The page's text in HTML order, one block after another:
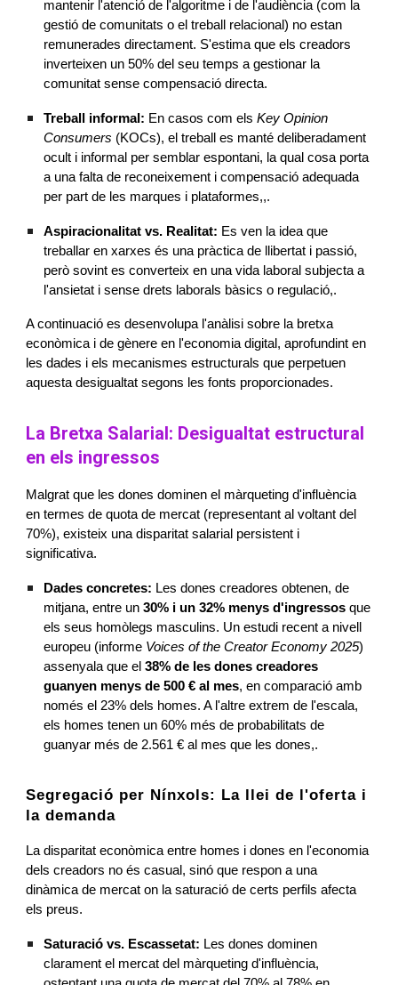
mantenir l'atenció de l'algoritme i de l'audiència (com la
gestió de comunitats o el treball relacional) no estan
remunerades directament. S'estima que els creadors
inverteixen un 50% del seu temps a gestionar la
comunitat sense compensació directa.
Treball informal: En casos com elsKey Opinion
Consumers (KOCs), el treball es manté deliberadament
ocult i informal per semblar espontani, la qual cosa porta
a una falta de reconeixement i compensació adequada
per part de les marques i plataformes,,.
Aspiracionalitat vs. Realitat: Es ven la idea que
treballar en xarxes és una pràctica de llibertat i passió,
però sovint es converteix en una vida laboral subjecta a
l'ansietat i sense drets laborals bàsics o regulació,.
A continuació es desenvolupa l'anàlisi sobre la bretxa
econòmica i de gènere en l'economia digital, aprofundint en
les dades i els mecanismes estructurals que perpetuen
aquesta desigualtat segons les fonts proporcionades.
La Bretxa Salarial: Desigualtat estructural
en els ingressos
Malgrat que les dones dominen el màrqueting d'influència
en termes de quota de mercat (representant al voltant del
70%), existeix una disparitat salarial persistent i
significativa.
Dades concretes: Les dones creadores obtenen, de
mitjana, entre un30% i un 32% menys d'ingressos que
els seus homòlegs masculins. Un estudi recent a nivell
europeu (informe Voices of the Creator Economy 2025)
assenyala que el38% de les dones creadores
guanyen menys de 500 € al mes, en comparació amb
només el 23% dels homes. A l'altre extrem de l'escala,
els homes tenen un 60% més de probabilitats de
guanyar més de 2.561 € al mes que les dones,.
Segregació per Nínxols: La llei de l'oferta i
la demanda
La disparitat econòmica entre homes i dones en l'economia
dels creadors no és casual, sinó que respon a una
dinàmica de mercat on la saturació de certs perfils afecta
els preus.
Saturació vs. Escassetat: Les dones dominen
clarament el mercat del màrqueting d'influència,